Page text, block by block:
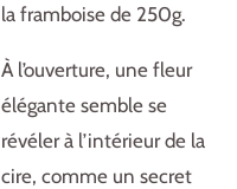
la framboise de 250g.
À l’ouverture, une fleur
élégante semble se
révéler à l’intérieur de la
cire, comme un secret